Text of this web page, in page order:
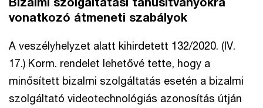
vonatkozó átmeneti szabályok
A veszélyhelyzet alatt kihirdetett 132/2020. (IV.
17.) Korm. rendelet lehetővé tette, hogy a
minősített bizalmi szolgáltatás esetén a bizalmi
szolgáltató videotechnológiás azonosítás útján